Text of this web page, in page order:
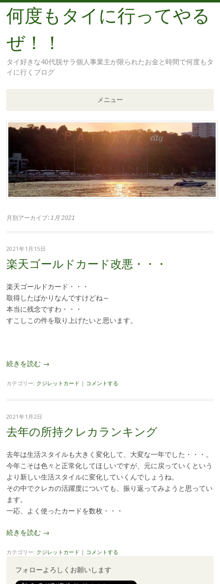
何度もタイに行ってやる
ぜ！！
タイ好きな40代脱サラ個人事業主が限られたお金と時間で何度もタ
イに行くブログ
メニュー
コ
ン
ツ
へ
移
月別アーカイブ: 1月 2021
2021年1月15日
楽天ゴールドカード改悪・・・
楽天ゴールドカード・・・
取得したばかりなんですけどね～
本当に残念ですわ・・・
すこしこの件を取り上げたいと思います。
続きを読む →
カテゴリー: クジレットカード | コメントする
2021年1月2日
去年の所持クレカランキング
去年は生活スタイルも大きく変化して、大変な一年でした・・・。
今年こそは色々と正常化してほしいですが、元に戻っていくという
より新しい生活スタイルに変化していくんでしょうね。
その中でクレカの活躍度についても、振り返ってみようと思ってい
ます。
一応、よく使ったカードを数枚・・・
続きを読む →
カテゴリー: クジレットカード | コメントする
フォローよろしくお願いします